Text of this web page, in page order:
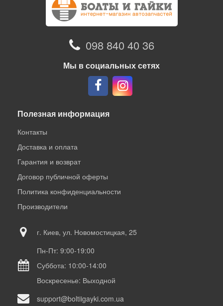
098 840 40 36
Мы в социальных сетях
Полезная информация
Контакты
Доставка и оплата
Гарантия и возврат
Договор публичной оферты
Политика конфиденциальности
Производители
г. Киев, ул. Новомостицкая, 25
Пн-Пт: 9:00-19:00
Суббота: 10:00-14:00
Воскресенье: Выходной
support@boltiigayki.com.ua